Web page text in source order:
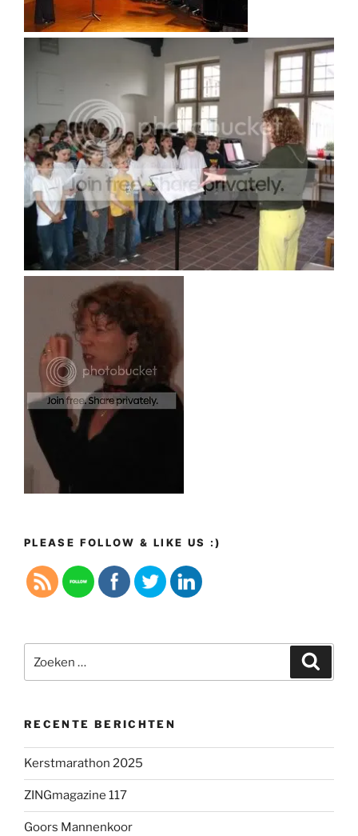
PLEASE FOLLOW & LIKE US :)
naar:
RECENTE BERICHTEN
Kerstmarathon 2025
ZINGmagazine 117
Goors Mannenkoor